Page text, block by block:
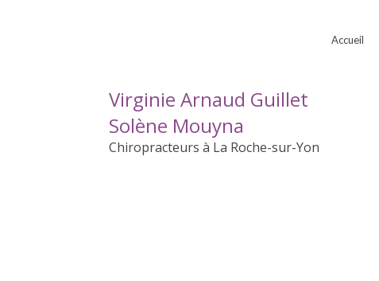
Accueil
Virginie Arnaud Guillet
Solène Mouyna
Chiropracteurs à La Roche-sur-Yon